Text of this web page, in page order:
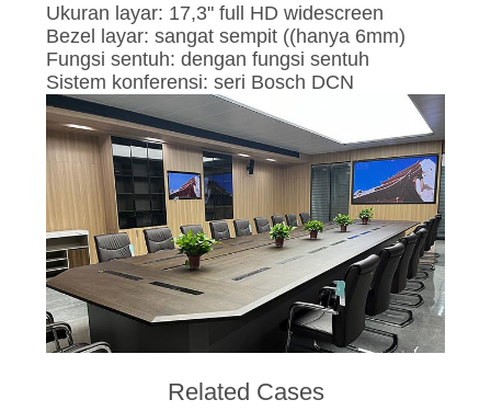
Ukuran layar: 17,3" full HD widescreen
Bezel layar: sangat sempit ((hanya 6mm)
Fungsi sentuh: dengan fungsi sentuh
Sistem konferensi: seri Bosch DCN
Related Cases